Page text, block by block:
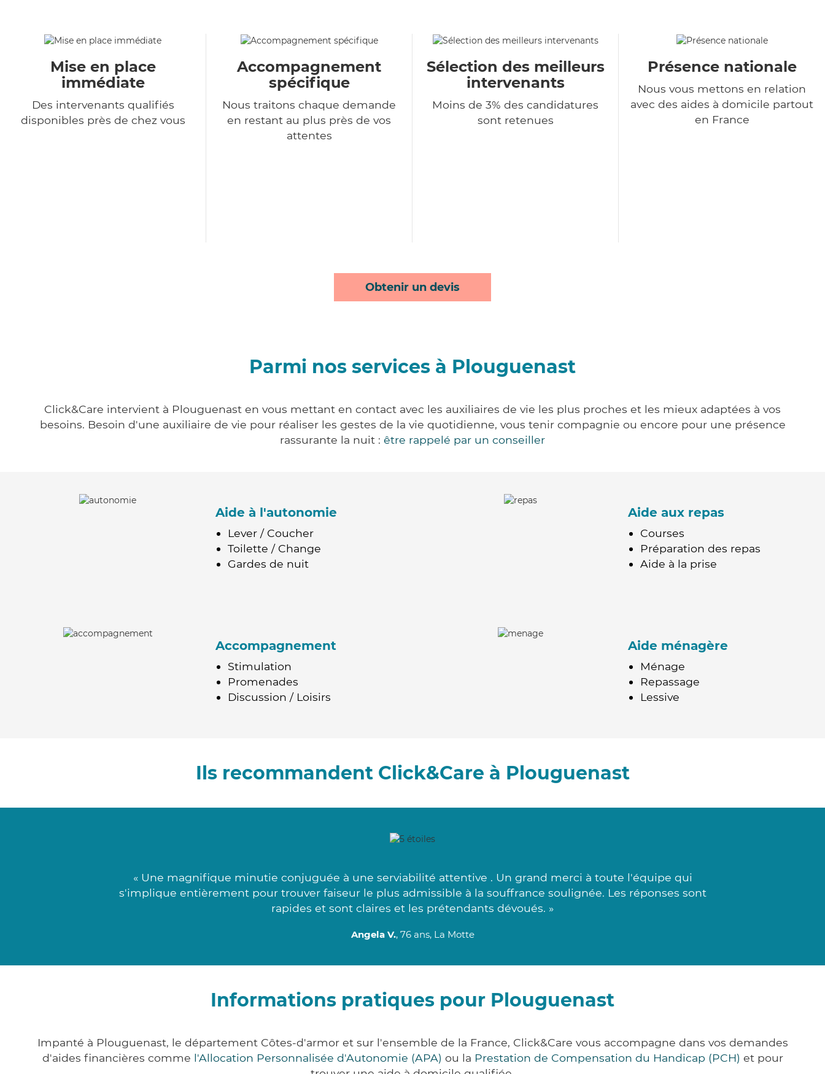
Mise en place
immédiate
Des intervenants qualifiés
disponibles près de chez vous
Accompagnement
spécifique
Nous traitons chaque demande
en restant au plus près de vos
attentes
Sélection des meilleurs
intervenants
Moins de 3% des candidatures
sont retenues
Présence nationale
Nous vous mettons en relation
avec des aides à domicile partout
en France
Obtenir un devis
Parmi nos services à Plouguenast
Click&Care intervient à Plouguenast en vous mettant en contact avec les auxiliaires de vie les plus proches et les mieux adaptées à vos
besoins. Besoin d'une auxiliaire de vie pour réaliser les gestes de la vie quotidienne, vous tenir compagnie ou encore pour une présence
rassurante la nuit : être rappelé par un conseiller
Aide à l'autonomie
Lever / Coucher
Toilette / Change
Gardes de nuit
Aide aux repas
Courses
Préparation des repas
Aide à la prise
Accompagnement
Stimulation
Promenades
Discussion / Loisirs
Aide ménagère
Ménage
Repassage
Lessive
Ils recommandent Click&Care à Plouguenast
« Une magnifique minutie conjuguée à une serviabilité attentive . Un grand merci à toute l'équipe qui
s'implique entièrement pour trouver faiseur le plus admissible à la souffrance soulignée. Les réponses sont
rapides et sont claires et les prétendants dévoués. »
Angela V., 76 ans, La Motte
Informations pratiques pour Plouguenast
Impanté à Plouguenast, le département Côtes-d'armor et sur l'ensemble de la France, Click&Care vous accompagne dans vos demandes
d'aides financières comme l'Allocation Personnalisée d'Autonomie (APA) ou la Prestation de Compensation du Handicap (PCH) et pour